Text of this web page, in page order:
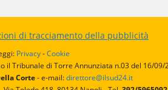
di tracciamento della pubblicità
Privacy-Cookie
il Tribunale di Torre Annunziata n.03 del 16/09/
Corte- e-mail:direttore@ilsud24.it